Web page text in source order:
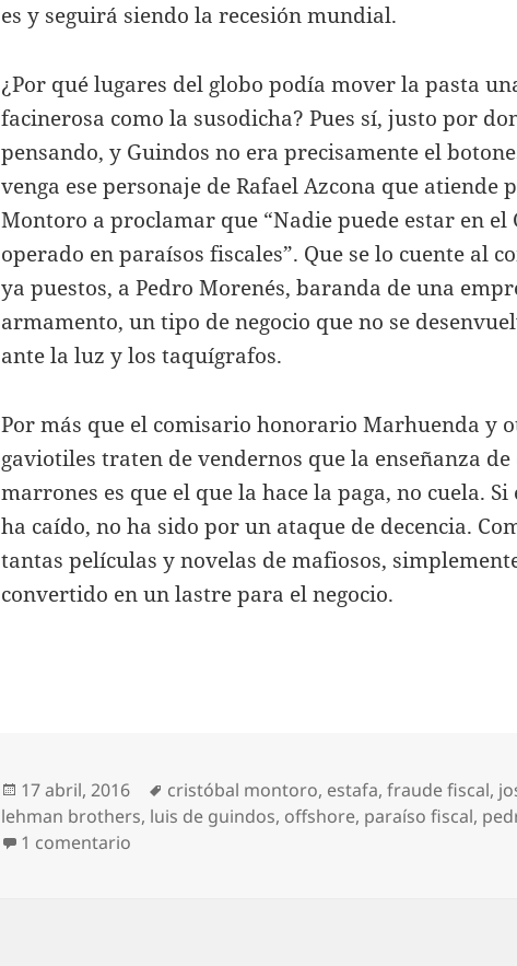
es y seguirá siendo la recesión mundial.
¿Por qué lugares del globo podía mover la pasta
facinerosa como la susodicha? Pues sí, justo por
pensando, y Guindos no era precisamente el
venga ese personaje de Rafael Azcona que atiende
Montoro a proclamar que “Nadie puede estar en el
operado en paraísos fiscales”. Que se lo cuente al
ya puestos, a Pedro Morenés, baranda de una
armamento, un tipo de negocio que no se
ante la luz y los taquígrafos.
Por más que el comisario honorario Marhuenda y
gaviotiles traten de vendernos que la enseñanza de
marrones es que el que la hace la paga, no cuela.
ha caído, no ha sido por un ataque de decencia.
tantas películas y novelas de mafiosos,
convertido en un lastre para el negocio.
Publicado
el
17 abril, 2016 Etiquetas
cristóbal montoro, estafa,fraude fiscal,
lehman brothers, luis de guindos, offshore, paraíso fiscal,
1 comentario